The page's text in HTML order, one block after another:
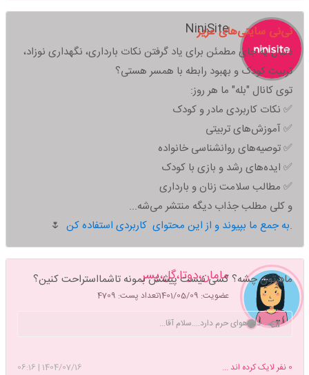
NiniSite
نی‌نی سایتی‌های عزیز
دنبال یه جای مطمئن برای یاد گرفتن نکات بارداری، نگهداری نوزاد،
تربیت کودک و بهبود رابطه با همسر هستی؟
توی کانال "بله" ما هر روز:
✅ نکات کاربردی مادر و کودک
✅ آموزش‌های تربیتی
✅ توصیه‌های روانشناسی خانواده
✅ ایده‌های رشد و بازی با کودک
✅ مطالب سلامت زنان و بارداری
و کلی مطلب جذاب دیگه منتشر می‌شه...
به جمع ما بپیوند و از این محتوای کاربردی استفاده کن.
🌷
مامان،دوتا،گل،پسر
عضویت: 1401/05/09 تعداد پست: 4709
مادرتون چشه؟ کسی نیست پیشش بمونه تاشمااستراحت کنین؟
دلم هوای حرم دارد....سلام آقا...
1404/07/16
|
06:16 0 نفر لایک کرده اند ...